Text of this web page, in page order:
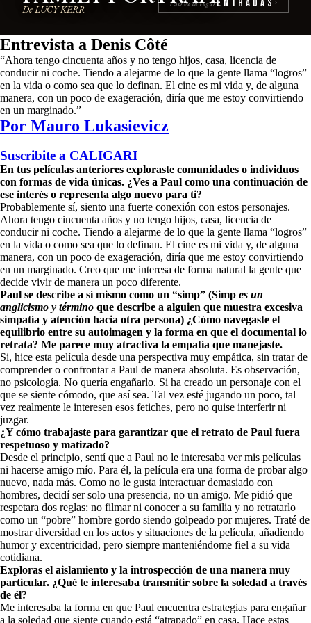
De LUCY KERR
reserva tu lugarEntradas ›
Entrevista a Denis Côté
“Ahora tengo cincuenta años y no tengo hijos, casa, licencia de
conducir ni coche. Tiendo a alejarme de lo que la gente llama “logros”
en la vida o como sea que lo definan. El cine es mi vida y, de alguna
manera, con un poco de exageración, diría que me estoy convirtiendo
en un marginado.”
Por Mauro Lukasievicz
Suscribite a CALIGARI
En tus películas anteriores exploraste comunidades o individuos
con formas de vida únicas. ¿Ves a Paul como una continuación de
ese interés o representa algo nuevo para ti?
Probablemente sí, siento una fuerte conexión con estos personajes.
Ahora tengo cincuenta años y no tengo hijos, casa, licencia de
conducir ni coche. Tiendo a alejarme de lo que la gente llama “logros”
en la vida o como sea que lo definan. El cine es mi vida y, de alguna
manera, con un poco de exageración, diría que me estoy convirtiendo
en un marginado. Creo que me interesa de forma natural la gente que
decide vivir de manera un poco diferente.
Paul se describe a sí mismo como un “simp” (Simp es un
anglicismo y término que describe a alguien que muestra excesiva
simpatía y atención hacia otra persona) ¿Cómo navegaste el
equilibrio entre su autoimagen y la forma en que el documental lo
retrata? Me parece muy atractiva la empatía que manejaste.
Si, hice esta película desde una perspectiva muy empática, sin tratar de
comprender o confrontar a Paul de manera absoluta. Es observación,
no psicología. No quería engañarlo. Si ha creado un personaje con el
que se siente cómodo, que así sea. Tal vez esté jugando un poco, tal
vez realmente le interesen esos fetiches, pero no quise interferir ni
juzgar.
¿Y cómo trabajaste para garantizar que el retrato de Paul fuera
respetuoso y matizado?
Desde el principio, sentí que a Paul no le interesaba ver mis películas
ni hacerse amigo mío. Para él, la película era una forma de probar algo
nuevo, nada más. Como no le gusta interactuar demasiado con
hombres, decidí ser solo una presencia, no un amigo. Me pidió que
respetara dos reglas: no filmar ni conocer a su familia y no retratarlo
como un “pobre” hombre gordo siendo golpeado por mujeres. Traté de
mostrar diversidad en los actos y situaciones de la película, añadiendo
humor y excentricidad, pero siempre manteniéndome fiel a su vida
cotidiana.
Exploras el aislamiento y la introspección de una manera muy
particular. ¿Qué te interesaba transmitir sobre la soledad a través
de él?
Me interesaba la forma en que Paul encuentra estrategias para engañar
a la soledad que siente cuando está “atrapado” en casa. Hace estas